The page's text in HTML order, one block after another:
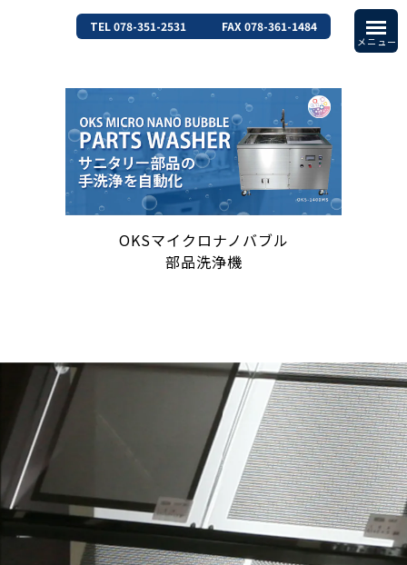
TEL 078-351-2531 FAX 078-361-1484
OKSマイクロナノバブル
部品洗浄機